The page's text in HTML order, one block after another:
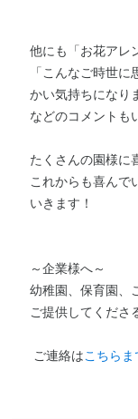
他にも「お花アレ
「こんなご時世
かい気持ちになり
などのコメントも
たくさんの園様に
これからも喜んで
いきます！
～企業様へ～
幼稚園、保育園、
ご提供してくださ
ご連絡はこちらま